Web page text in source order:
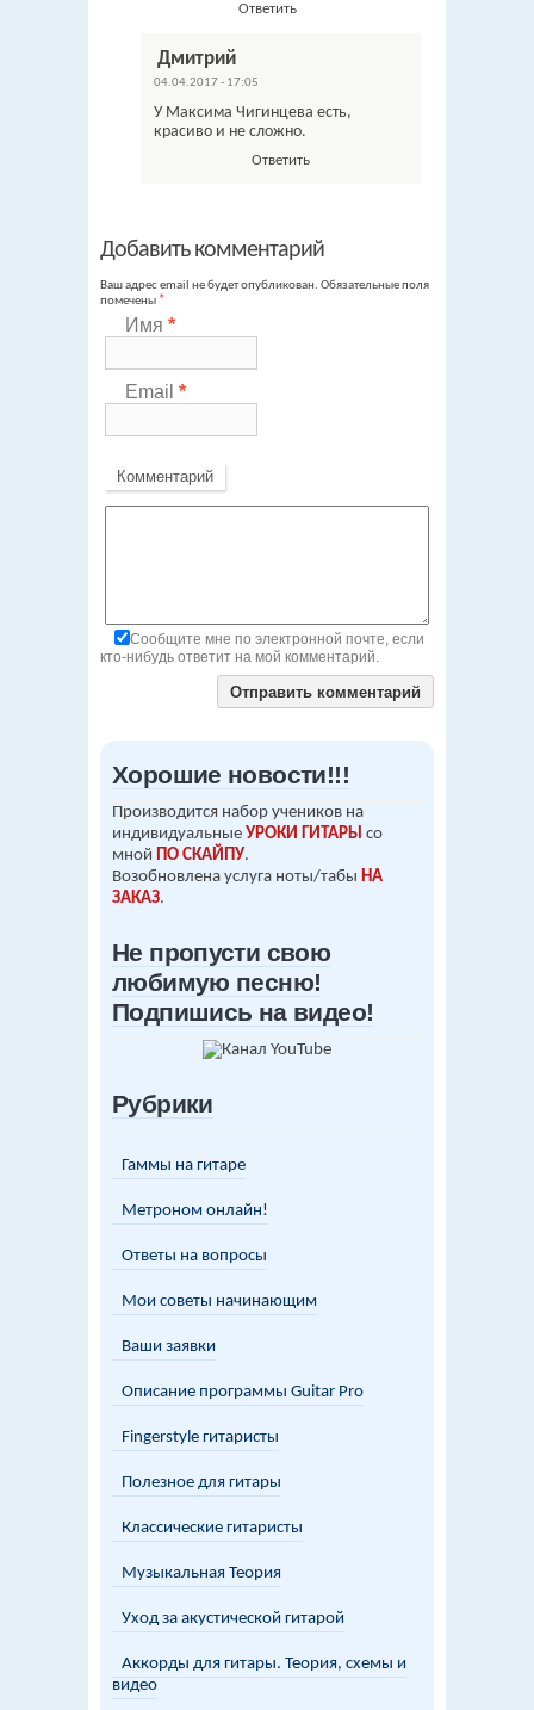
Ответить
Дмитрий
04.04.2017 - 17:05
У Максима Чигинцева есть,
красиво и не сложно.
Ответить
Добавить комментарий
Ваш адрес email не будет опубликован. Обязательные поля
помечены *
Имя *
Email *
Комментарий
Сообщите мне по электронной почте, если
кто-нибудь ответит на мой комментарий.
Хорошие новости!!!
Производится набор учеников на
индивидуальные УРОКИ ГИТАРЫ со
мной ПО СКАЙПУ.
Возобновлена услуга ноты/табы НА
ЗАКАЗ.
Не пропусти свою
любимую песню!
Подпишись на видео!
Рубрики
Гаммы на гитаре
Метроном онлайн!
Ответы на вопросы
Мои советы начинающим
Ваши заявки
Описание программы Guitar Pro
Fingerstyle гитаристы
Полезное для гитары
Классические гитаристы
Музыкальная Теория
Уход за акустической гитарой
Аккорды для гитары. Теория, схемы и
видео